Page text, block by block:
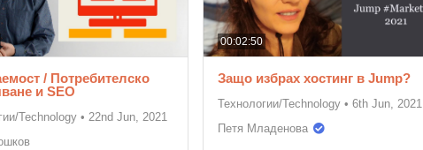
/ Потребителско
и SEO
Technology • 22nd Jun, 2021
00:02:50
Защо избрах хостинг в Jump?
Технологии/Technology • 6th Jun, 2021
Петя Младенова